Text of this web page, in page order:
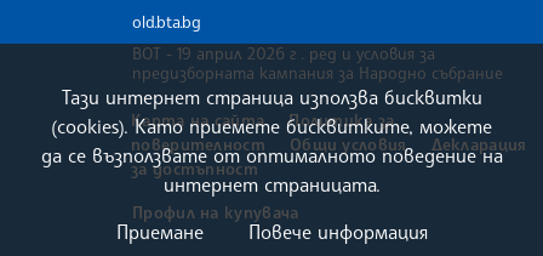
old.bta.bg
ВОТ - 19 април 2026 г . ред и условия за
предизборната кампания за Народно събрание
Карта на сайта
Политика за
поверителност
Общи условия
Декларация
за достъпност
Профил на купувача
Тази интернет страница използва бисквитки
(cookies). Като приемете бисквитките, можете
да се възползвате от оптималното поведение на
интернет страницата.
Приемане
Повече информация